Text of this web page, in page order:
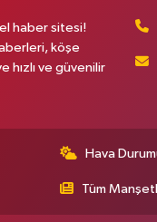
haber sitesi!
köşe
hızlı ve güvenilir
Hava
Tüm